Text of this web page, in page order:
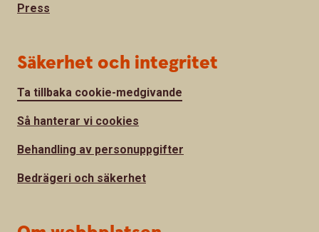
Press
Säkerhet och integritet
Ta tillbaka cookie-medgivande
Så hanterar vi cookies
Behandling av personuppgifter
Bedrägeri och säkerhet